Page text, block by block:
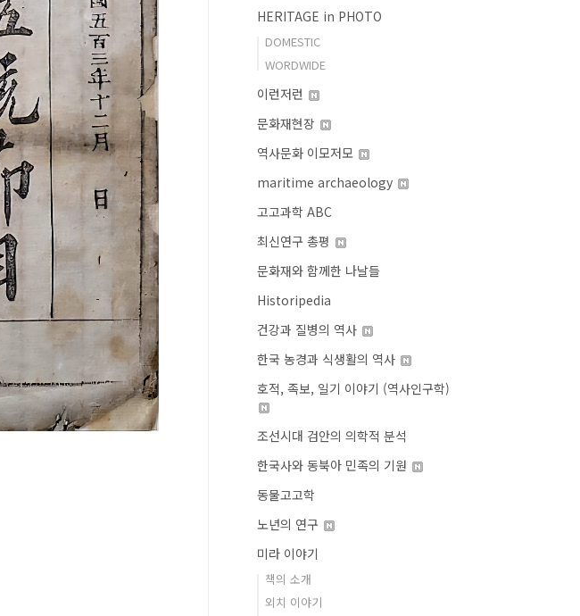
HERITAGE in PHOTO
DOMESTIC
WORDWIDE
이런저런
문화재현장
역사문화 이모저모
maritime archaeology
고고과학 ABC
최신연구 총평
문화재와 함께한 나날들
Historipedia
건강과 질병의 역사
한국 농경과 식생활의 역사
호적, 족보, 일기 이야기 (역사인구학)
조선시대 검안의 의학적 분석
한국사와 동북아 민족의 기원
동물고고학
노년의 연구
미라 이야기
책의 소개
외치 이야기